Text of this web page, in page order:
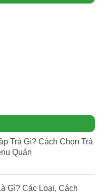
Trà Gì? Cách Chọn Trà
Quán
Gì? Các Loại, Cách